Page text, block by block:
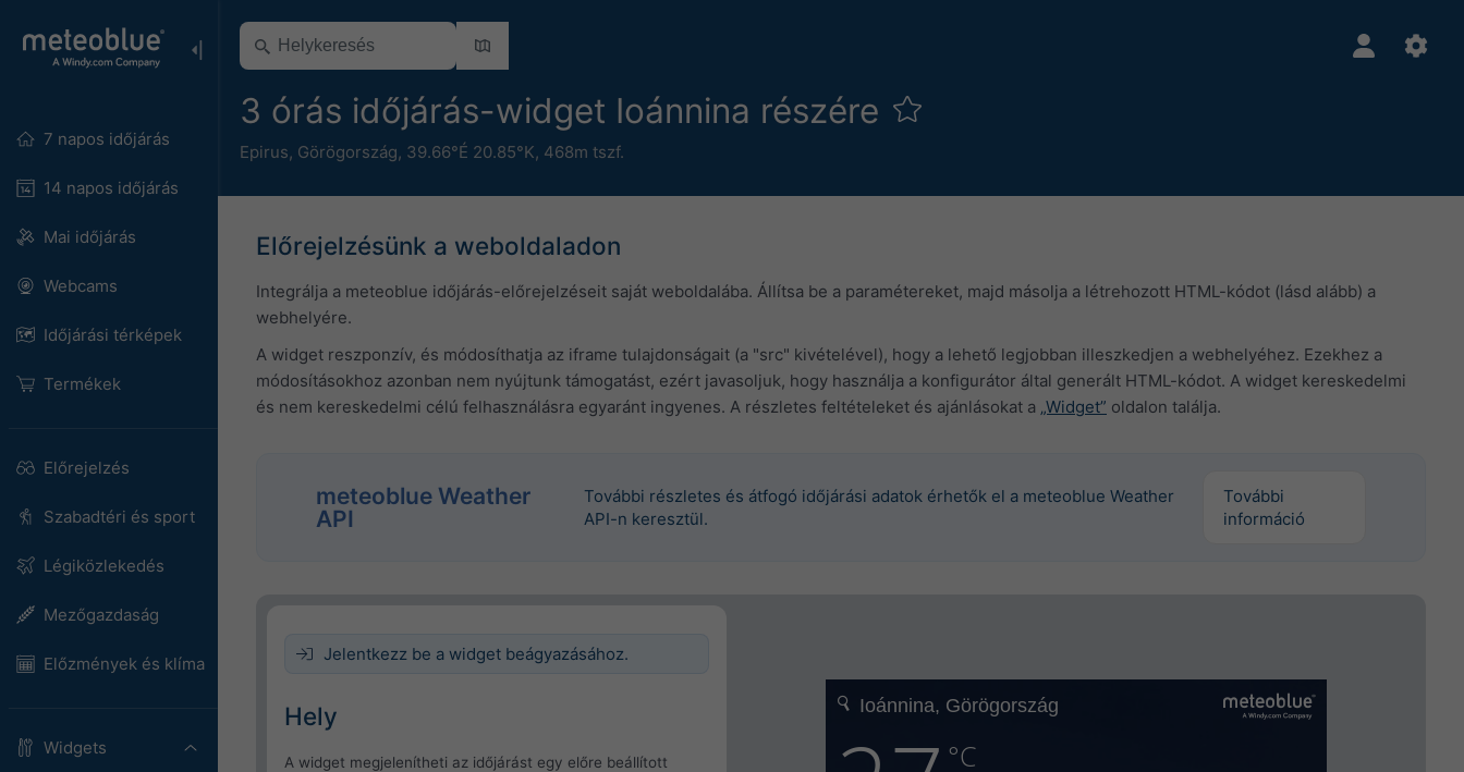
7 napos időjárás
14 napos időjárás
Mai időjárás
Webcams
Időjárási térképek
Termékek
Előrejelzés
Szabadtéri és sport
Légiközlekedés
Mezőgazdaság
Előzmények és klíma
Widgets
3 órás időjárás-widget Ioánnina részére
Epirus, Görögország, 39.66°É 20.85°K, 468m tszf.
Előrejelzésünk a weboldaladon
Integrálja a meteoblue időjárás-előrejelzéseit saját weboldalába. Állítsa be a paramétereket, majd másolja a létrehozott HTML-kódot (lásd alább) a
webhelyére.
A widget reszponzív, és módosíthatja az iframe tulajdonságait (a "src" kivételével), hogy a lehető legjobban illeszkedjen a webhelyéhez. Ezekhez a
módosításokhoz azonban nem nyújtunk támogatást, ezért javasoljuk, hogy használja a konfigurátor által generált HTML-kódot. A widget kereskedelmi
és nem kereskedelmi célú felhasználásra egyaránt ingyenes. A részletes feltételeket és ajánlásokat a „Widget” oldalon találja.
meteoblue Weather
API
További részletes és átfogó időjárási adatok érhetők el a meteoblue Weather
API-n keresztül.
További
információ
Jelentkezz be a widget beágyazásához.
Hely
A widget megjelenítheti az időjárást egy előre beállított